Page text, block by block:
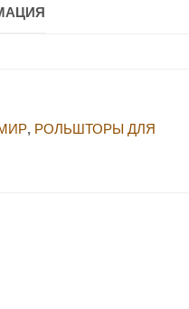
, РОЛЬШТОРЫ ДЛЯ